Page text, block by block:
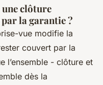
clôture
la garantie ?
vue modifie la
couvert par la
l’ensemble - clôture et
dès la